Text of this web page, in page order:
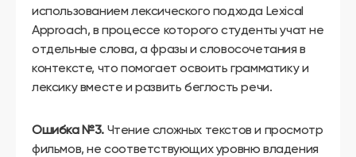
использованием лексического подхода Lexical
Approach, в процессе которого студенты учат не
отдельные слова, а фразы и словосочетания в
контексте, что помогает освоить грамматику и
лексику вместе и развить беглость речи.
Ошибка №3. Чтение сложных текстов и просмотр
фильмов, не соответствующих уровню владения